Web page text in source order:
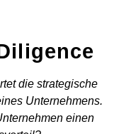
die strategische
Unternehmens.
einen